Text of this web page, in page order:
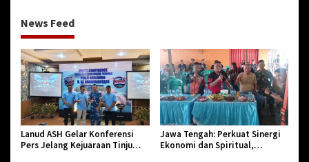
News Feed
Lanud ASH Gelar Konferensi
Pers Jelang Kejuaraan Tinju
Jawa Tengah: Perkuat Sinergi
Ekonomi dan Spiritual,